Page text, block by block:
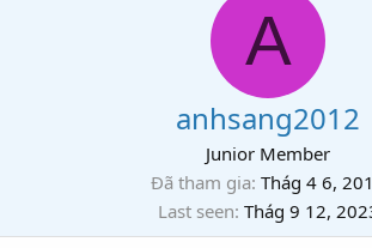
A
anhsang2012
Junior Member
Đã tham gia Thág 4 6,
Last seen Thág 9 12,